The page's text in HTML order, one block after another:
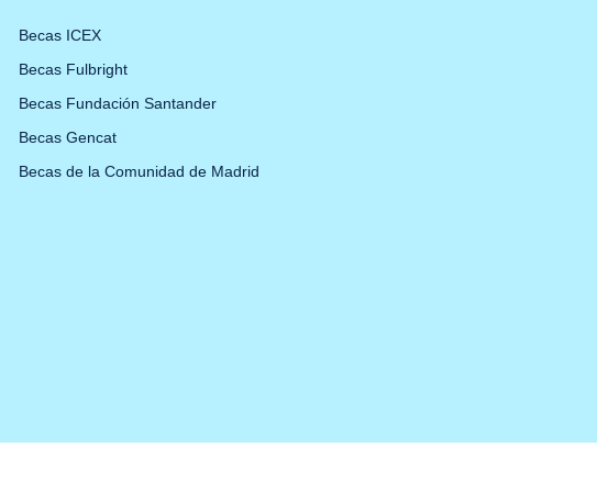
Becas ICEX
Becas Fulbright
Becas Fundación Santander
Becas Gencat
Becas de la Comunidad de Madrid